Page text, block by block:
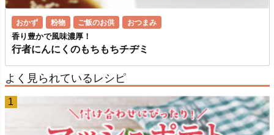
おかず 粉物 ご飯のお供 おつまみ
香り豊かで風味濃厚！
行者にんにくのもちもちチヂミ
よく見られているレシピ